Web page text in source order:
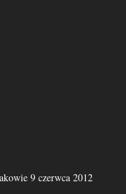
9 czerwca 2012